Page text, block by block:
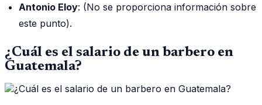
Antonio Eloy: (No se proporciona información sobre
este punto).
¿Cuál es el salario de un barbero en
Guatemala?